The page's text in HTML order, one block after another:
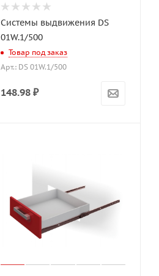
Системы выдвижения DS
01W.1/500
Товар под заказ
Арт.: DS 01W.1/500
148.98 ₽